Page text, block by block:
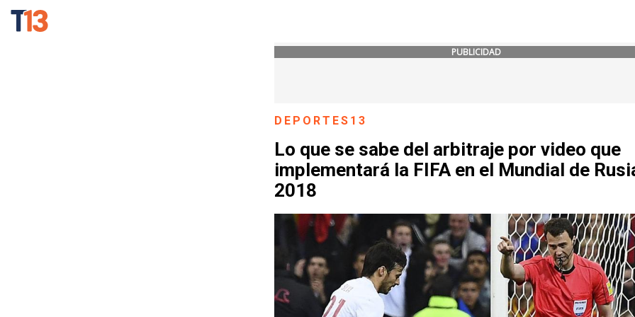
PUBLICIDAD
DEPORTES13
Lo que se sabe del arbitraje por video que
implementará la FIFA en el Mundial de
2018